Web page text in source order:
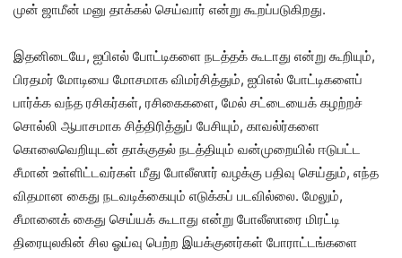
முன் ஜாமீன் மனு தாக்கல் செய்வார் என்று கூறப்படுகிறது.
இதனிடையே, ஐபிஎல் போட்டிகளை நடத்தக் கூடாது என்று கூறியும்,
பிரதமர் மோடியை மோசமாக விமர்சித்தும், ஐபிஎல் போட்டிகளைப்
பார்க்க வந்த ரசிகர்கள், ரசிகைகளை, மேல் சட்டையைக் கழற்றச்
சொல்லி ஆபாசமாக சித்திரித்துப் பேசியும், காவல்ர்களை
கொலைவெறியுடன் தாக்குதல் நடத்தியும் வன்முறையில் ஈடுபட்ட
சீமான் உள்ளிட்டவர்கள் மீது போலீஸார் வழக்கு பதிவு செய்தும், எந்த
விதமான கைது நடவடிக்கையும் எடுக்கப் படவில்லை. மேலும்,
சீமானைக் கைது செய்யக் கூடாது என்று போலீஸாரை மிரட்டி
திரையுலகின் சில ஓய்வு பெற்ற இயக்குனர்கள் போராட்டங்களை